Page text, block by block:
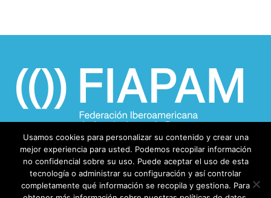
Usamos cookies para personalizar su contenido y crear una
mejor experiencia para usted. Podemos recopilar información
no confidencial sobre su uso. Puede aceptar el uso de esta
tecnología o administrar su configuración y así controlar
completamente qué información se recopila y gestiona. Para